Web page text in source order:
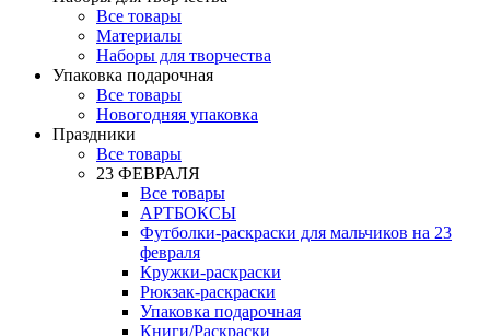
Все товары
Материалы
Наборы для творчества
Упаковка подарочная
Все товары
Новогодняя упаковка
Праздники
Все товары
23 ФЕВРАЛЯ
Все товары
АРТБОКСЫ
Футболки-раскраски для мальчиков на 23
февраля
Кружки-раскраски
Рюкзак-раскраски
Упаковка подарочная
Книги/Раскраски